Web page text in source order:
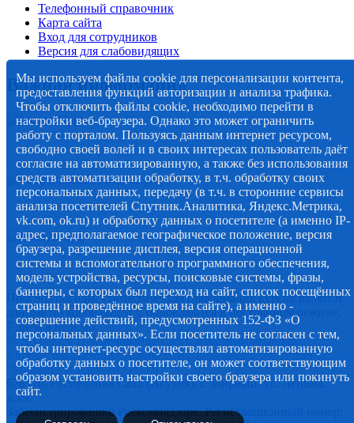
Телефонный справочник
Карта сайта
Вход для сотрудников
Версия для слабовидящих
Важная информация
Прогноз погоды, статистическая информация курсов валют и
данные по коронавирусу, обновляются в постоянном режиме,
7 дней в неделю.
© 2012-2020 Наименование СМИ: алмазный-край.рф.
Учредитель Администрация муниципального образования
"Мирнинский район" РС (Я)
678170, Республика Саха (Якутия), г. Мирный, ул. Ленина,
д.19.
Зарегистрировано в Роскомнадзоре. Регистрационный номер:
Мы используем файлы cookie для персонализации контента,
предоставления функций авторизации и анализа трафика.
Чтобы отключить файлы cookie, необходимо перейти в
настройки веб-браузера. Однако это может ограничить
работу с порталом. Пользуясь данным интернет ресурсом,
свободно своей волей и в своих интересах пользователь даёт
согласие на автоматизированную, а также без использования
средств автоматизации обработку, в т.ч. обработку своих
персональных данных, передачу (в т.ч. в сторонние сервисы
анализа посетителей Спутник.Аналитика, Яндекс.Метрика,
vk.com, ok.ru) и обработку данных о посетителе (а именно IP-
адрес, предполагаемое географическое положение, версия
браузера, разрешение дисплея, версия операционной
системы и вспомогательного программного обеспечения,
модель устройства, ресурсы, поисковые системы, фразы,
баннеры, с которых был переход на сайт, список посещённых
страниц и проведённое время на сайте), а именно -
совершение действий, предусмотренных 152-ФЗ «О
персональных данных». Если посетитель не согласен с тем,
чтобы интернет-ресурс осуществлял автоматизированную
обработку данных о посетителе, он может соответствующим
образом установить настройки своего браузера или покинуть
сайт.